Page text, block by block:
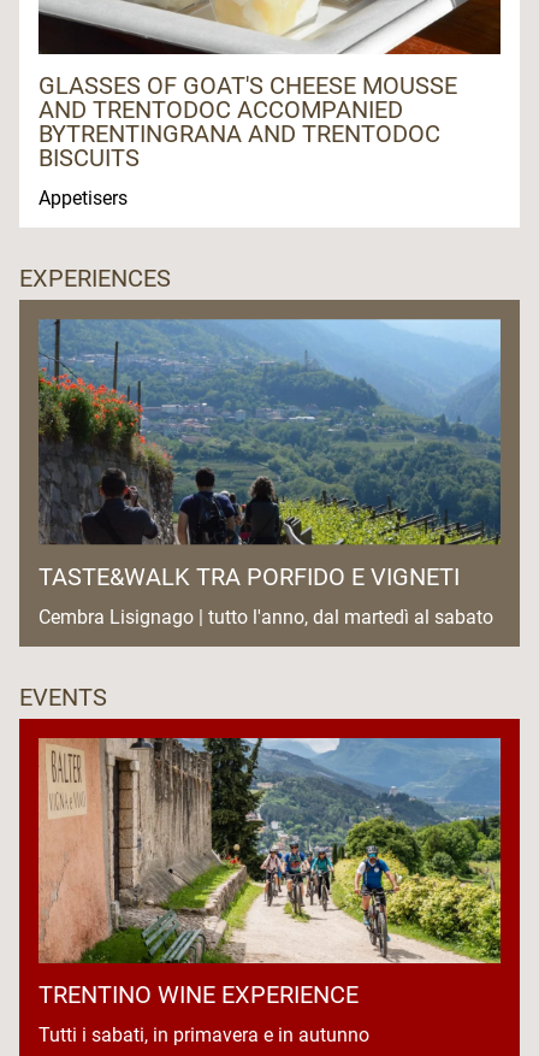
GLASSES OF GOAT'S CHEESE MOUSSE
AND TRENTODOC ACCOMPANIED
BYTRENTINGRANA AND TRENTODOC
BISCUITS
Appetisers
EXPERIENCES
TASTE&WALK TRA PORFIDO E VIGNETI
Cembra Lisignago | tutto l'anno, dal martedì al sabato
EVENTS
TRENTINO WINE EXPERIENCE
Tutti i sabati, in primavera e in autunno